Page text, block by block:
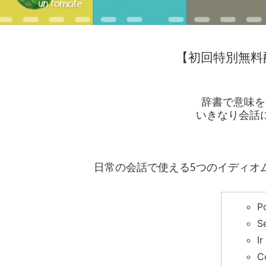
【初回特別無
辞書で意味
いきなり会話
日常の会話で使える5つのイディ
Ir